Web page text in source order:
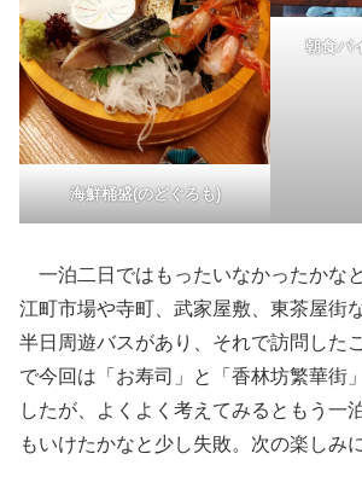
海鮮桶盛(のどぐろも)
朝食バ
一泊二日ではもったいなかったかな
江町市場や寺町、武家屋敷、東茶屋街
半日周遊バスがあり、それで訪問した
で今回は「お寿司」と「香林坊繁華街
したが、よくよく考えてみるともう一
もいけたかなと少し失敗。次の楽しみ